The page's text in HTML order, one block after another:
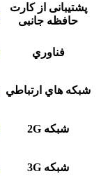
پشتيبانی از کارت
حافظه جانبی
فناوري
شبکه هاي ارتباطي
شبکه 2G
شبکه 3G